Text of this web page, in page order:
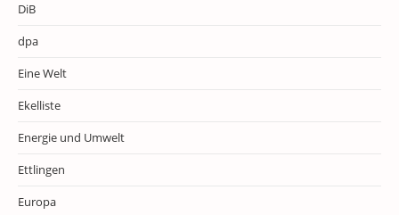
DiB
dpa
Eine Welt
Ekelliste
Energie und Umwelt
Ettlingen
Europa